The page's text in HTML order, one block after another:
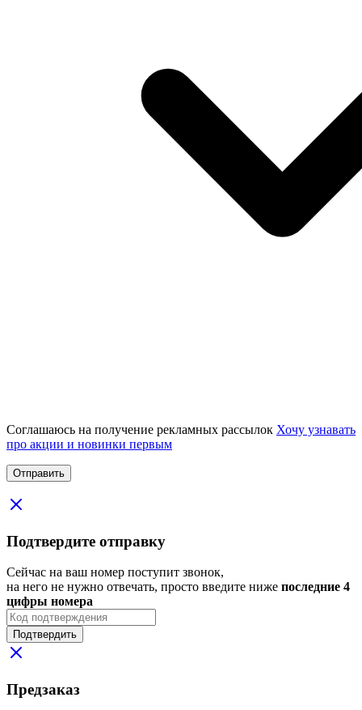
Соглашаюсь на получение рекламных рассылок Хочу узнавать
про акции и новинки первым
Подтвердите отправку
Сейчас на ваш номер поступит звонок,
на него не нужно отвечать, просто введите ниже последние 4
цифры номера
Подтвердить
Предзаказ